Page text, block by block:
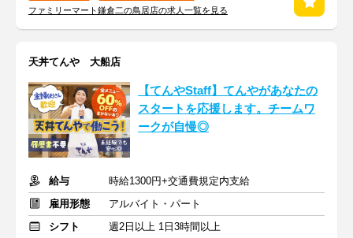
ファミリーマート鎌倉二の鳥居店の求人一覧を見る
天丼てんや 大船店
【てんやStaff】てんやがあなたの
スタートを応援します。チームワ
ークが自慢◎
給与
時給1300円+交通費規定内支給
雇用形態
アルバイト・パート
シフト
週2日以上 1日3時間以上